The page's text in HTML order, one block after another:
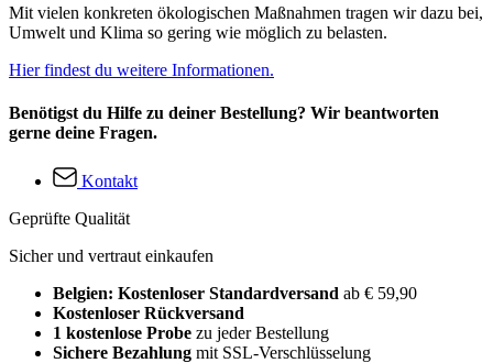
Mit vielen konkreten ökologischen Maßnahmen tragen wir dazu bei,
Umwelt und Klima so gering wie möglich zu belasten.
Hier findest du weitere Informationen.
Benötigst du Hilfe zu deiner Bestellung? Wir beantworten
gerne deine Fragen.
Kontakt
Geprüfte Qualität
Sicher und vertraut einkaufen
Belgien: Kostenloser Standardversand ab € 59,90
Kostenloser Rückversand
1 kostenlose Probe zu jeder Bestellung
Sichere Bezahlung mit SSL-Verschlüsselung